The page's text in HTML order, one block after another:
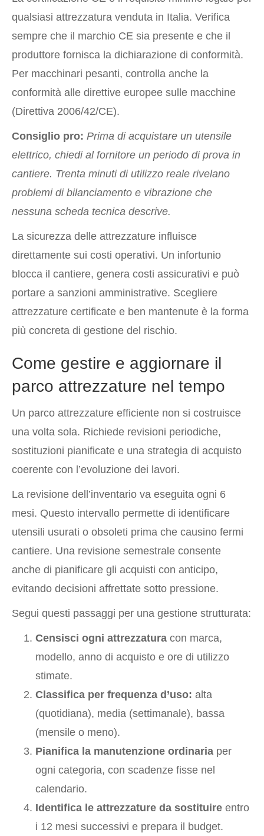
qualsiasi attrezzatura venduta in Italia. Verifica
sempre che il marchio CE sia presente e che il
produttore fornisca la dichiarazione di conformità.
Per macchinari pesanti, controlla anche la
conformità alle direttive europee sulle macchine
(Direttiva 2006/42/CE).
Consiglio pro: Prima di acquistare un utensile
elettrico, chiedi al fornitore un periodo di prova in
cantiere. Trenta minuti di utilizzo reale rivelano
problemi di bilanciamento e vibrazione che
nessuna scheda tecnica descrive.
La sicurezza delle attrezzature influisce
direttamente sui costi operativi. Un infortunio
blocca il cantiere, genera costi assicurativi e può
portare a sanzioni amministrative. Scegliere
attrezzature certificate e ben mantenute è la forma
più concreta di gestione del rischio.
Come gestire e aggiornare il
parco attrezzature nel tempo
Un parco attrezzature efficiente non si costruisce
una volta sola. Richiede revisioni periodiche,
sostituzioni pianificate e una strategia di acquisto
coerente con l’evoluzione dei lavori.
La revisione dell’inventario va eseguita ogni 6
mesi. Questo intervallo permette di identificare
utensili usurati o obsoleti prima che causino fermi
cantiere. Una revisione semestrale consente
anche di pianificare gli acquisti con anticipo,
evitando decisioni affrettate sotto pressione.
Segui questi passaggi per una gestione strutturata:
Censisci ogni attrezzatura con marca,
modello, anno di acquisto e ore di utilizzo
stimate.
Classifica per frequenza d’uso: alta
(quotidiana), media (settimanale), bassa
(mensile o meno).
Pianifica la manutenzione ordinaria per
ogni categoria, con scadenze fisse nel
calendario.
Identifica le attrezzature da sostituire entro
i 12 mesi successivi e prepara il budget.